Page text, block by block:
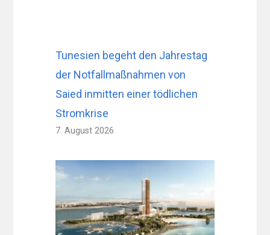
Tunesien begeht den Jahrestag
der Notfallmaßnahmen von
Saied inmitten einer tödlichen
Stromkrise
7. August 2026